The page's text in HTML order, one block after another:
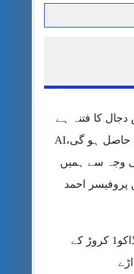
دجال کا فتنہ ہے
جس پر ہمیں فتح حاصل ہو گی،AI
وجہ سے ہمیں
احمد
کلرسیداں ڈکیتی‘ڈاکو1 کروڑ کے